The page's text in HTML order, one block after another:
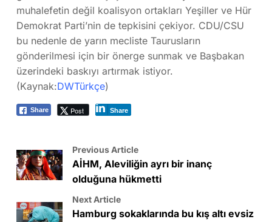
muhalefetin değil koalisyon ortakları Yeşiller ve Hür
Demokrat Parti’nin de tepkisini çekiyor. CDU/CSU
bu nedenle de yarın mecliste Taurusların
gönderilmesi için bir önerge sunmak ve Başbakan
üzerindeki baskıyı artırmak istiyor.
(Kaynak:DWTürkçe)
Share Post Share
Previous Article
AİHM, Aleviliğin ayrı bir inanç
olduğuna hükmetti
Next Article
Hamburg sokaklarında bu kış altı evsiz